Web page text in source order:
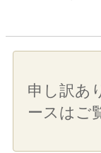
申し訳あ
ースはご